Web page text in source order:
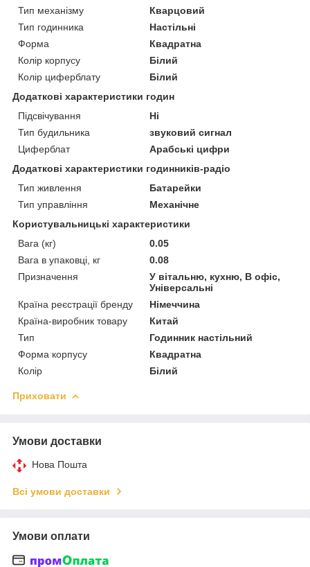
Тип механізму
Кварцовий
Тип годинника
Настільні
Форма
Квадратна
Колір корпусу
Білий
Колір циферблату
Білий
Додаткові характеристики годин
Підсвічування
Ні
Тип будильника
звуковий сигнал
Циферблат
Арабські цифри
Додаткові характеристики годинників-радіо
Тип живлення
Батарейки
Тип управління
Механічне
Користувальницькі характеристики
Вага (кг)
0.05
Вага в упаковці, кг
0.08
Призначення
У вітальню, кухню, В офіс,
Універсальні
Країна реєстрації бренду
Німеччина
Країна-виробник товару
Китай
Тип
Годинник настільний
Форма корпусу
Квадратна
Колір
Білий
Приховати
Умови доставки
Нова Пошта
Всі умови доставки
Умови оплати